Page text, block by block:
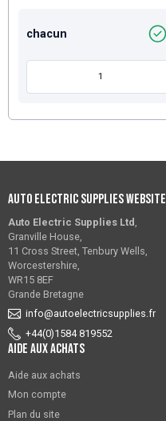
chacun
Auto Electric Supplies Website
Auto Electric Supplies Ltd
Granville House,
11 Cross Street, Tenbury Wells,
Worcestershire,
WR15 8EF
Grande Bretagne
info@autoelectricsupplies.fr
+44(0)1584 819552
Aide aux achats
Aide aux achats
Mon compte
Plan du site